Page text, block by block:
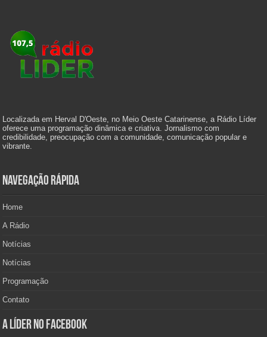
Localizada em Herval D'Oeste, no Meio Oeste Catarinense, a Rádio Líder
oferece uma programação dinâmica e criativa. Jornalismo com
credibilidade, preocupação com a comunidade, comunicação popular e
vibrante.
Navegação Rápida
Home
A Rádio
Notícias
Notícias
Programação
Contato
A Líder no Facebook